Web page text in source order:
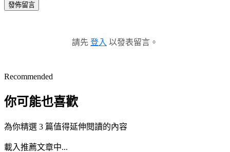
發佈留言
請先 登入 以發表留言。
Recommended
你可能也喜歡
為你精選 3 篇值得延伸閱讀的內容
載入推薦文章中...